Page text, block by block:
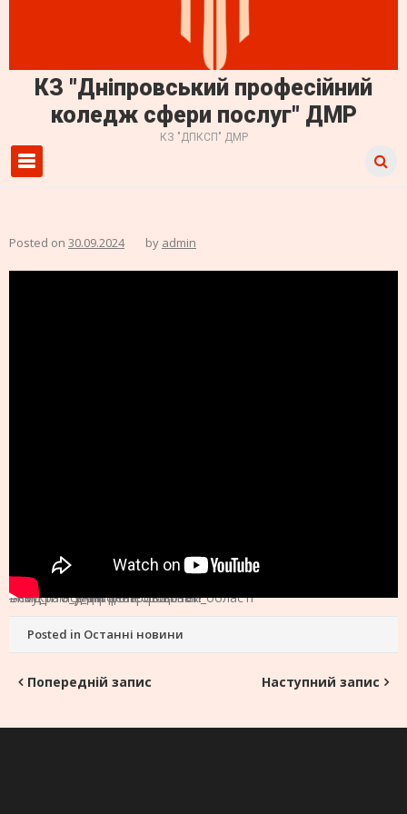
КЗ "Дніпровський професійний
коледж сфери послуг" ДМР
КЗ "ДПКСП" ДМР
Posted on 30.09.2024 by admin
Всеукраїнський день бібліотек!
#нмц_пто
#нмц_пто_у_дніпропетровській_області
#нмц_пто_дніпропетровщина
Posted in Останні новини
Навігація
Попередній запис Наступний запис